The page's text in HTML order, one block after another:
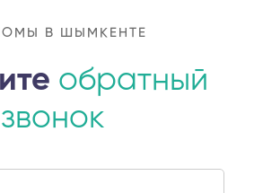
В ШЫМКЕНТЕ
обратный
звонок